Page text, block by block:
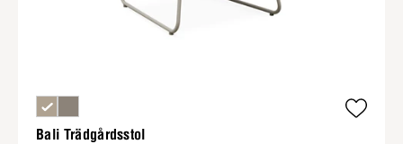
Bali Trädgårdsstol